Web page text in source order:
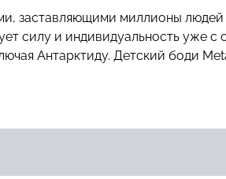
заставляющими миллионы
силу и индивидуальность уже с
Антарктиду. Детский боди